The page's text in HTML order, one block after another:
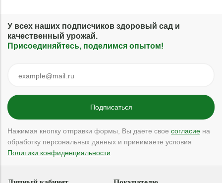
У всех наших подписчиков здоровый сад и
качественный урожай.
Присоединяйтесь, поделимся опытом!
Нажимая кнопку отправки формы, Вы даете свое согласие на
обработку персональных данных и принимаете условия
Политики конфиденциальности